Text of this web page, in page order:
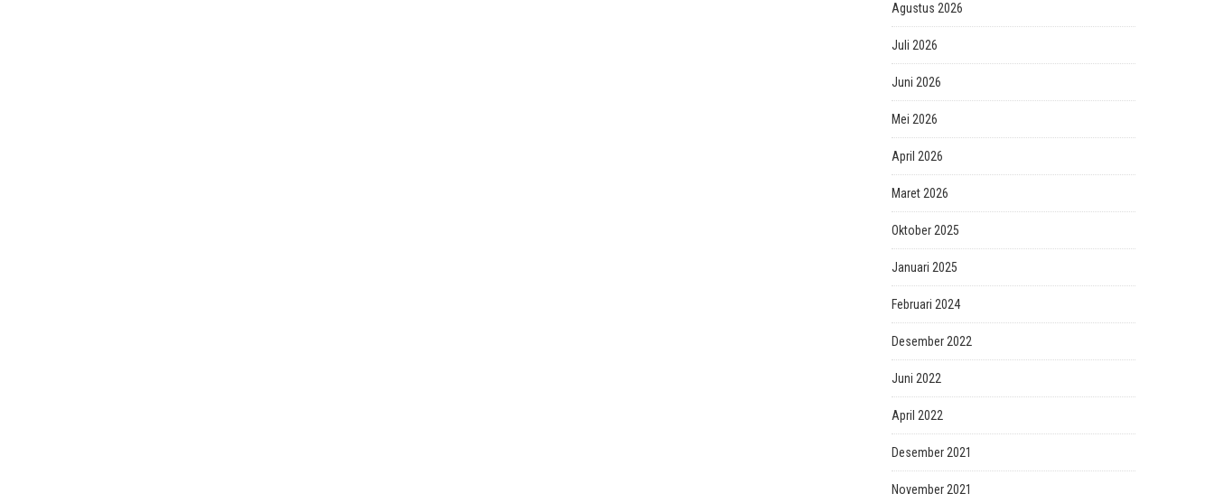
Agustus 2026
Juli 2026
Juni 2026
Mei 2026
April 2026
Maret 2026
Oktober 2025
Januari 2025
Februari 2024
Desember 2022
Juni 2022
April 2022
Desember 2021
November 2021